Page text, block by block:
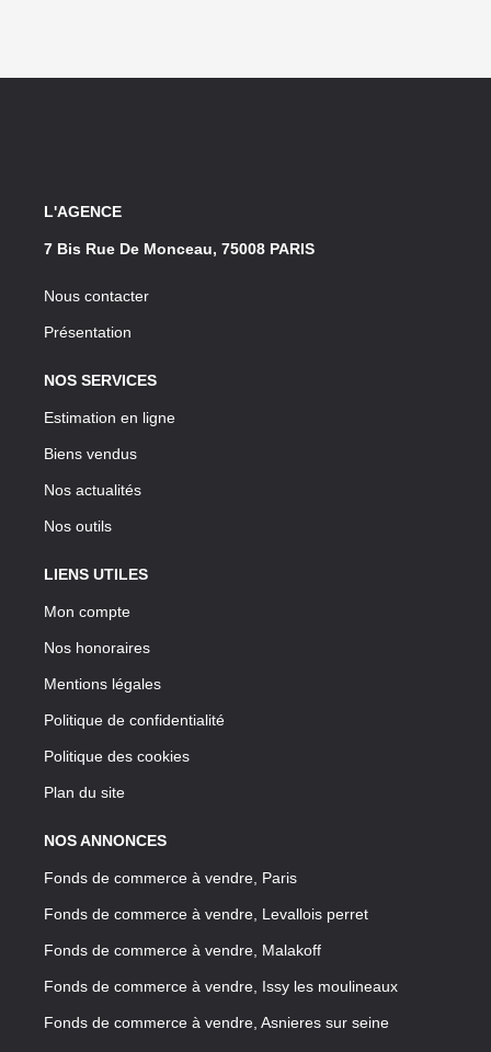
L'AGENCE
7 Bis Rue De Monceau, 75008 PARIS
Nous contacter
Présentation
NOS SERVICES
Estimation en ligne
Biens vendus
Nos actualités
Nos outils
LIENS UTILES
Mon compte
Nos honoraires
Mentions légales
Politique de confidentialité
Politique des cookies
Plan du site
NOS ANNONCES
Fonds de commerce à vendre, Paris
Fonds de commerce à vendre, Levallois perret
Fonds de commerce à vendre, Malakoff
Fonds de commerce à vendre, Issy les moulineaux
Fonds de commerce à vendre, Asnieres sur seine